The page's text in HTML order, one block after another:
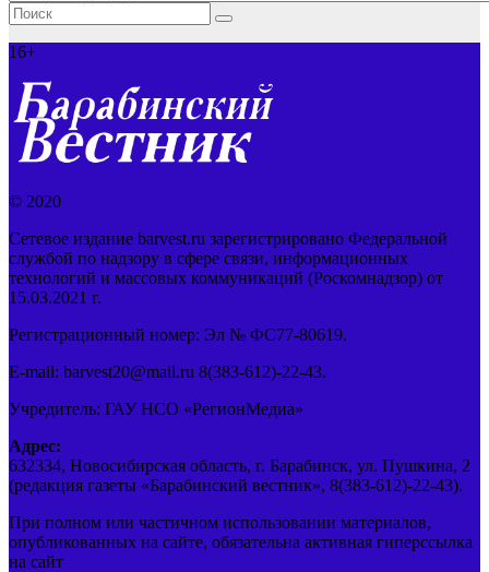
16+
© 2020
Сетевое издание barvest.ru зарегистрировано Федеральной
службой по надзору в сфере связи, информационных
технологий и массовых коммуникаций (Роскомнадзор) от
15.03.2021 г.
Регистрационный номер: Эл № ФС77-80619.
E-mail: barvest20@mail.ru 8(383-612)-22-43.
Учредитель: ГАУ НСО «РегионМедиа»
Адрес:
632334, Новосибирская область, г. Барабинск, ул. Пушкина, 2
(редакция газеты «Барабинский вестник», 8(383-612)-22-43).
При полном или частичном использовании материалов,
опубликованных на сайте, обязательна активная гиперссылка
на сайт